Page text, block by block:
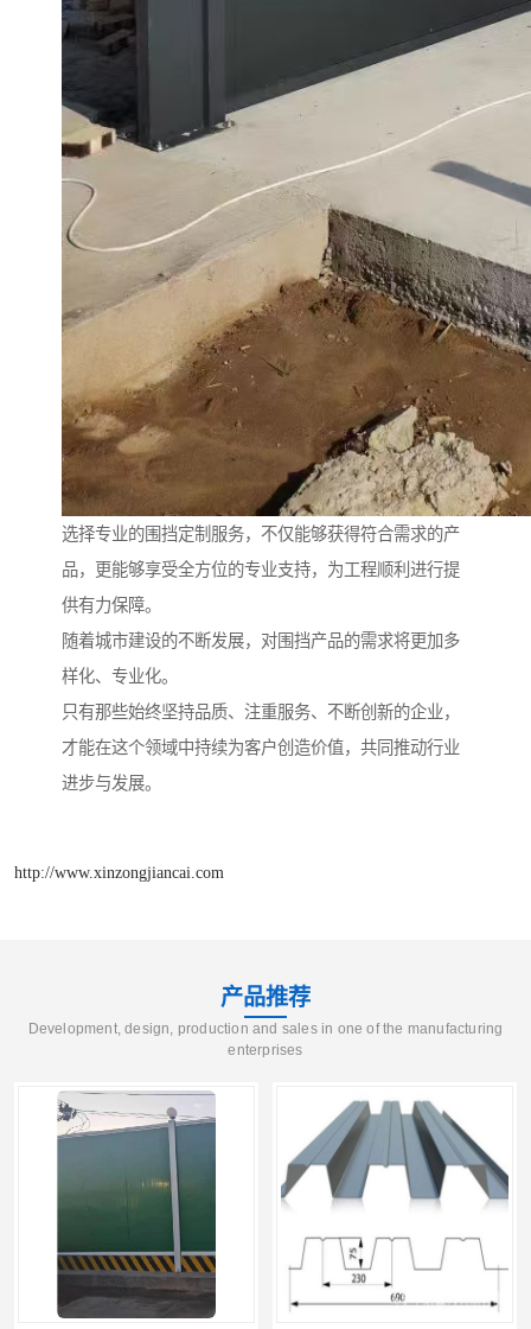
选择专业的围挡定制服务，不仅能够获得符合需求的产
品，更能够享受全方位的专业支持，为工程顺利进行提
供有力保障。
随着城市建设的不断发展，对围挡产品的需求将更加多
样化、专业化。
只有那些始终坚持品质、注重服务、不断创新的企业，
才能在这个领域中持续为客户创造价值，共同推动行业
进步与发展。
http://www.xinzongjiancai.com
产品推荐
Development, design, production and sales in one of the manufacturing
enterprises